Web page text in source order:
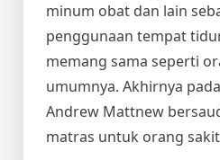
minum obat dan lain
penggunaan tempat
memang sama seperti
umumnya. Akhirnya
Andrew Mattnew
matras untuk orang